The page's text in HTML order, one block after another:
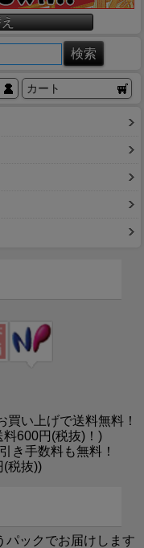
カート
い上げで送料無料！
600円(税抜)！)
き手数料も無料！
(税抜))
パックでお届けします